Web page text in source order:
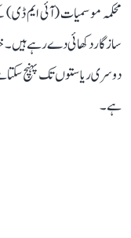
محکمہ موسمیات (آئی ایم
سازگار دکھائی دے رہے ہیں۔
ہے۔